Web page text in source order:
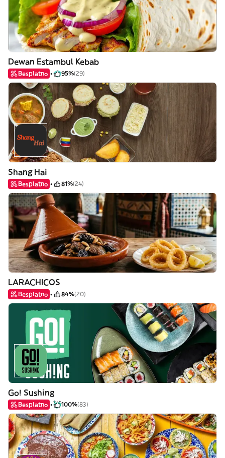
Dewan Estambul Kebab
Besplatno 95%(29)
Shang Hai
Besplatno 81%(24)
LARACHICOS
Besplatno 84%(20)
Go! Sushing
Besplatno 100%(83)